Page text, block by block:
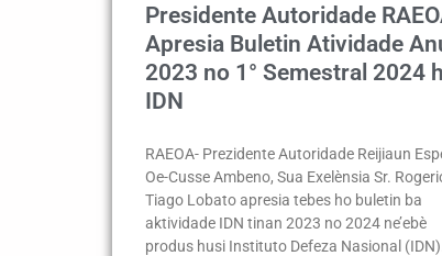
Presidente Autoridade
Apresia Buletin Atividade
2023 no 1° Semestral 2024
IDN
RAEOA- Prezidente Autoridade Reijiaun
Oe-Cusse Ambeno, Sua Exelènsia Sr.
Tiago Lobato apresia tebes ho buletin ba
aktividade IDN tinan 2023 no 2024 ne’ebè
produs husi Instituto Defeza Nasional (IDN).